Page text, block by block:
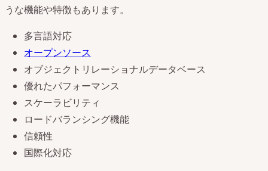
うな機能や特徴もあります。
多言語対応
オープンソース
オブジェクトリレーショナルデータベース
優れたパフォーマンス
スケーラビリティ
ロードバランシング機能
信頼性
国際化対応